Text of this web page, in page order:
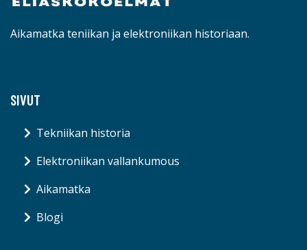
Aikamatka teniikan ja elektroniikan historiaan.
SIVUT
Tekniikan historia
Elektroniikan vallankumous
Aikamatka
Blogi